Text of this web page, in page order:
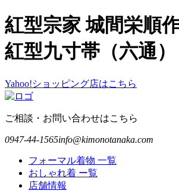
紅型宗家 城間栄順
紅型九寸帯（六通）
Yahoo!ショッピング店はこちら
ご相談・お問い合わせはこちら
0947-44-1565info@kimonotanaka.com
フォーマル着物 一覧
おしゃれ着 ー覧
店舗情報